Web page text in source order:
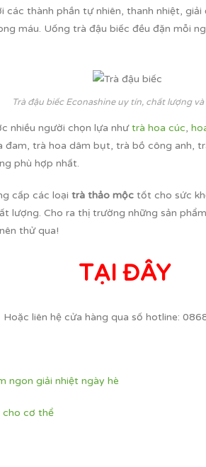
các thành phần tự nhiên, thanh nhiệt,
máu. Uống trà đậu biếc đều đặn mỗi
Trà đậu biếc Econashine uy tín, chất lượng
nhiều người chọn lựa nhưtrà hoa cúc,
đam, trà hoa dâm bụt, trà bồ công anh,
phù hợp nhất.
cấp các loại trà thảo mộc tốt cho sức
lượng. Cho ra thị trường những sản
thử qua!
TẠI ĐÂY
Hoặc liên hệ cửa hàng qua số hotline:
ngon giải nhiệt ngày hè
cho cơ thể